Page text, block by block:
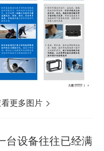
更多图片
台设备往往已经满